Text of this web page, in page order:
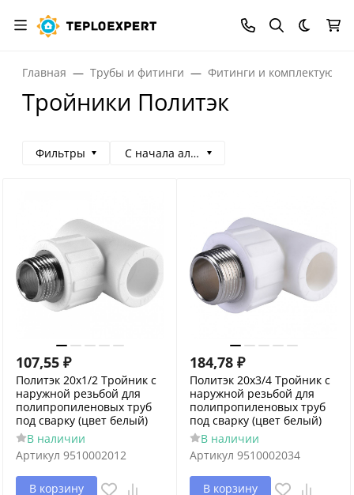
Темная
Главная Трубы и фитинги Фитинги и
Тройники Политэк
Фильтры С начала алфавита
107,55 ₽
Политэк 20x1/2 Тройник с
наружной резьбой для
полипропиленовых труб
под сварку (цвет белый)
В наличии
Артикул 9510002012
В корзину
184,78 ₽
Политэк 20x3/4 Тройник с
наружной резьбой для
полипропиленовых труб
под сварку (цвет белый)
В наличии
Артикул 9510002034
В корзину